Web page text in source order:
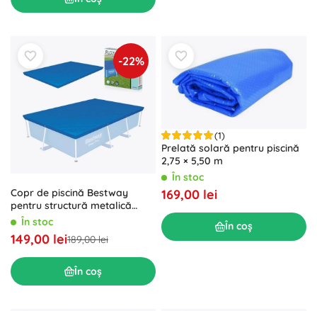
-22%
Copr de piscină Bestway
pentru structură metalică
259x170 cm
În stoc
149,00 lei189,00 lei
În coș
(1)
Prelată solară pentru piscină
2,75 × 5,50 m
În stoc
169,00 lei
În coș